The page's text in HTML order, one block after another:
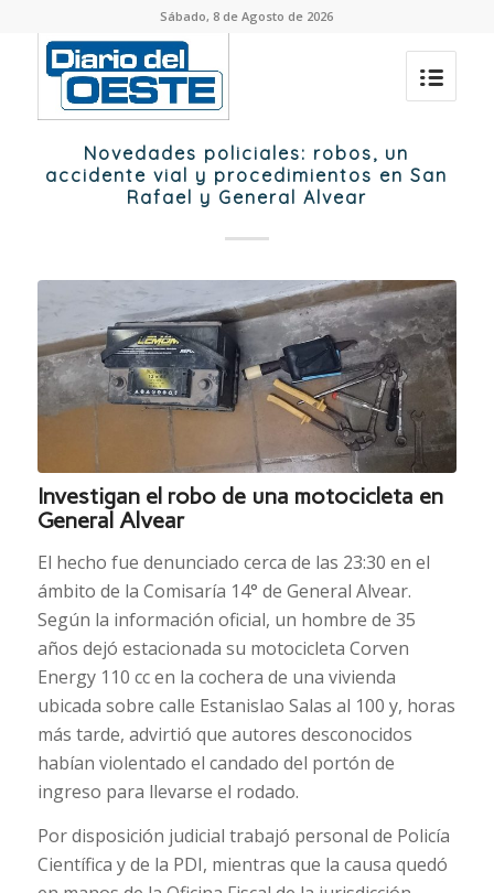
Sábado, 8 de Agosto de 2026
Novedades policiales: robos, un
accidente vial y procedimientos en San
Rafael y General Alvear
Investigan el robo de una motocicleta en
General Alvear
El hecho fue denunciado cerca de las 23:30 en el
ámbito de la Comisaría 14° de General Alvear.
Según la información oficial, un hombre de 35
años dejó estacionada su motocicleta Corven
Energy 110 cc en la cochera de una vivienda
ubicada sobre calle Estanislao Salas al 100 y, horas
más tarde, advirtió que autores desconocidos
habían violentado el candado del portón de
ingreso para llevarse el rodado.
Por disposición judicial trabajó personal de Policía
Científica y de la PDI, mientras que la causa quedó